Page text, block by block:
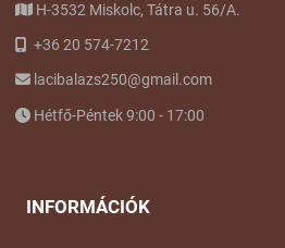
H-3532 Miskolc, Tátra u. 56/A.
+36 20 574-7212
lacibalazs250@gmail.com
Hétfő-Péntek 9:00 - 17:00
INFORMÁCIÓK